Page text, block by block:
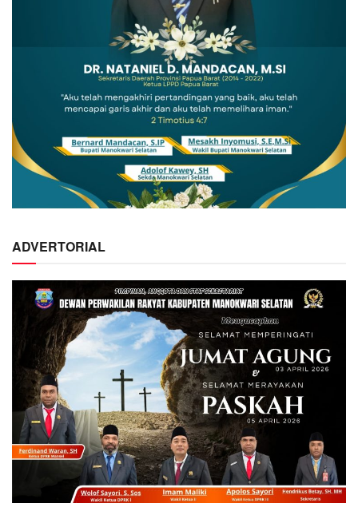
ADVERTORIAL